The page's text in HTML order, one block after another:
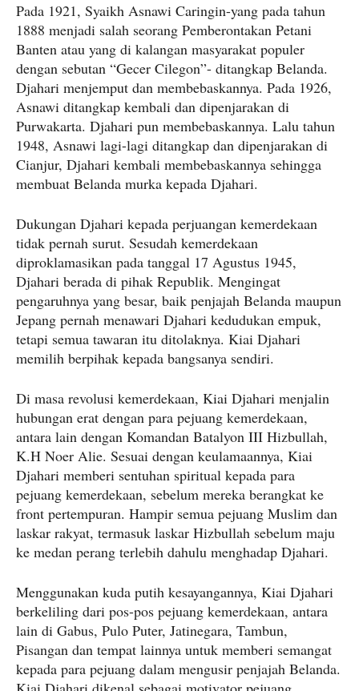
Pada 1921, Syaikh Asnawi Caringin-yang pada tahun
1888 menjadi salah seorang Pemberontakan Petani
Banten atau yang di kalangan masyarakat populer
dengan sebutan “Gecer Cilegon”- ditangkap Belanda.
Djahari menjemput dan membebaskannya. Pada 1926,
Asnawi ditangkap kembali dan dipenjarakan di
Purwakarta. Djahari pun membebaskannya. Lalu tahun
1948, Asnawi lagi-lagi ditangkap dan dipenjarakan di
Cianjur, Djahari kembali membebaskannya sehingga
membuat Belanda murka kepada Djahari.
Dukungan Djahari kepada perjuangan kemerdekaan
tidak pernah surut. Sesudah kemerdekaan
diproklamasikan pada tanggal 17 Agustus 1945,
Djahari berada di pihak Republik. Mengingat
pengaruhnya yang besar, baik penjajah Belanda maupun
Jepang pernah menawari Djahari kedudukan empuk,
tetapi semua tawaran itu ditolaknya. Kiai Djahari
memilih berpihak kepada bangsanya sendiri.
Di masa revolusi kemerdekaan, Kiai Djahari menjalin
hubungan erat dengan para pejuang kemerdekaan,
antara lain dengan Komandan Batalyon III Hizbullah,
K.H Noer Alie. Sesuai dengan keulamaannya, Kiai
Djahari memberi sentuhan spiritual kepada para
pejuang kemerdekaan, sebelum mereka berangkat ke
front pertempuran. Hampir semua pejuang Muslim dan
laskar rakyat, termasuk laskar Hizbullah sebelum maju
ke medan perang terlebih dahulu menghadap Djahari.
Menggunakan kuda putih kesayangannya, Kiai Djahari
berkeliling dari pos-pos pejuang kemerdekaan, antara
lain di Gabus, Pulo Puter, Jatinegara, Tambun,
Pisangan dan tempat lainnya untuk memberi semangat
kepada para pejuang dalam mengusir penjajah Belanda.